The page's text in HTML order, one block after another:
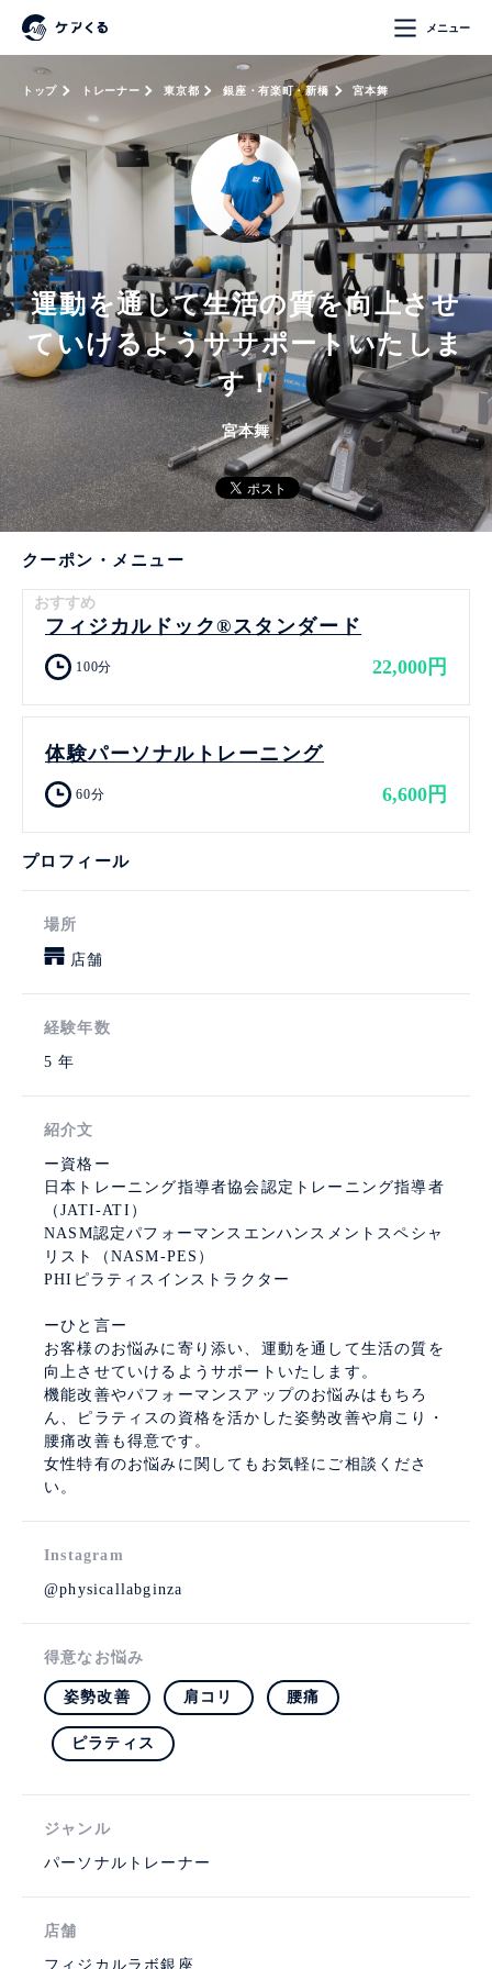
メニュー
トップ トレーナー 東京都 銀座・有楽町・新橋 宮本舞
運動を通して生活の質を向上させ
ていけるようササポートいたしま
す！
宮本舞
クーポン・メニュー
おすすめ
フィジカルドック®️スタンダード
100分 22,000円
体験パーソナルトレーニング
60分 6,600円
プロフィール
場所
店舗
経験年数
5 年
紹介文
ー資格ー
日本トレーニング指導者協会認定トレーニング指導者
（JATI-ATI）
NASM認定パフォーマンスエンハンスメントスペシャ
リスト（NASM-PES）
PHIピラティスインストラクター
ーひと言ー
お客様のお悩みに寄り添い、運動を通して生活の質を
向上させていけるようサポートいたします。
機能改善やパフォーマンスアップのお悩みはもちろ
ん、ピラティスの資格を活かした姿勢改善や肩こり・
腰痛改善も得意です。
女性特有のお悩みに関してもお気軽にご相談くださ
い。
Instagram
@physicallabginza
得意なお悩み
姿勢改善 肩コリ 腰痛
ピラティス
ジャンル
パーソナルトレーナー
店舗
フィジカルラボ銀座